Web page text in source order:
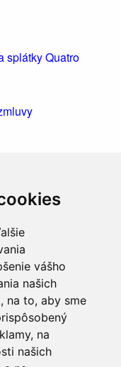
vášho
našich
na to, aby sme
na
našich
splátky Quatro
údajov